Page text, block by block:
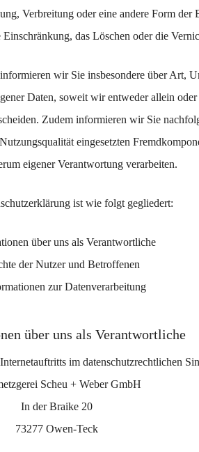
Verbreitung oder eine andere Form der
das Löschen oder die
wir Sie insbesondere über Art,
Daten, soweit wir entweder allein
Zudem informieren wir Sie
eingesetzten
eigener Verantwortung verarbeiten.
ist wie folgt gegliedert:
über uns als Verantwortliche
der Nutzer und Betroffenen
zur Datenverarbeitung
über uns als Verantwortliche
im datenschutzrechtlichen
Scheu + Weber GmbH
In der Braike 20
73277 Owen-Teck